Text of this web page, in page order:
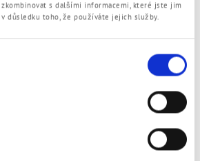
s dalšími informacemi, které jste jim
důsledku toho, že používáte jejich služby.